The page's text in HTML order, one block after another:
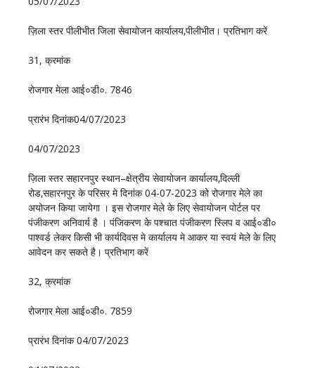
ज़िला स्तर पीलीभीत जिला सेवायोजन कार्यालय‚पीलीभीत। प्रतिभाग करें
31, क्रमांक
रोजगार मेला आई०डी०. 7846
प्रारंभ दिनांक04/07/2023
04/07/2023
ज़िला स्तर सहारनपुर स्थान–क्षेत्रीय सेवायोजन कार्यालय‚दिल्ली
रोड‚सहारनपुर के परिसर मे दिनांक 04-07-2023 को रोजगार मेले का
अयोजन किया जायेगा । इस रोजगार मेले के लिए सेवायोजन पोर्टल पर
पंजीकरण अनिवार्य है । पंजिकरण के पश्चात पंजीकरण स्लिप व आई०डी०
पाश्वर्ड लेकर किसी भी कार्यदिवस मे कार्यालय मे आकर या स्वयं मेले के लिए
आवेदन कर सकते है। प्रतिभाग करें
32, क्रमांक
रोजगार मेला आई०डी०. 7859
प्रारंभ दिनांक 04/07/2023